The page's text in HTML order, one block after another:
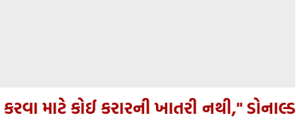
માટે કોઈ કરારની ખાતરી નથી," ડોનાલ્ડ